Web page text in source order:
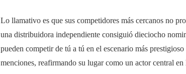
Lo llamativo es que sus competidores más cercanos no
una distribuidora independiente consiguió dieciocho
pueden competir de tú a tú en el escenario más
menciones, reafirmando su lugar como un actor central